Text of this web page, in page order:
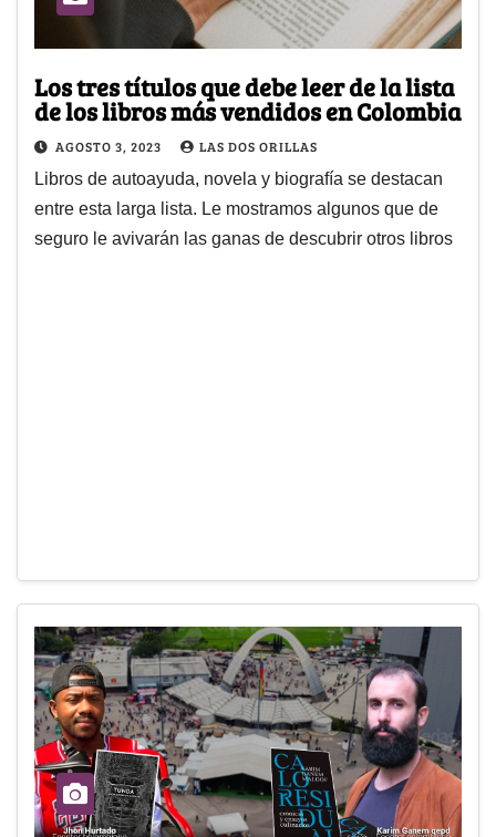
Los tres títulos que debe leer de la lista
de los libros más vendidos en Colombia
AGOSTO 3, 2023 LAS DOS ORILLAS
Libros de autoayuda, novela y biografía se destacan
entre esta larga lista. Le mostramos algunos que de
seguro le avivarán las ganas de descubrir otros libros